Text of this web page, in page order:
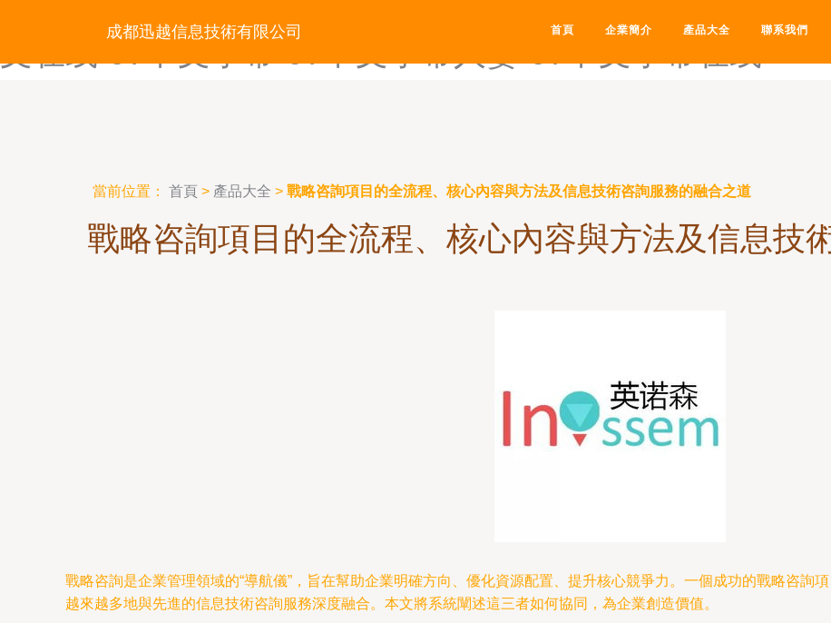
97在找视频-97站资源在线-97这色色-97支援总站-97中日
成都迅越信息技術有限公司 首頁 企業簡介 產品大全 聯系我們
當前位置： 首頁 > 產品大全 > 戰略咨詢項目的全流程、核心內容與方法及信息技術咨詢服務的融合之道
戰略咨詢項目的全流程、核心內容與方法及信息技
戰略咨詢是企業管理領域的“導航儀”，旨在幫助企業明確方向、優化資源配置、提升核心競爭力。一個成功的戰略咨詢
越來越多地與先進的信息技術咨詢服務深度融合。本文將系統闡述這三者如何協同，為企業創造價值。